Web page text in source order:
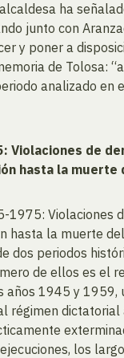
ha
junto con
y poner a
de Tolosa:
analizado en
Violaciones de
hasta la
1975: Violaciones
hasta la muerte
dos periodos
de ellos es el
años 1945 y 1959,
régimen dictatorial
los